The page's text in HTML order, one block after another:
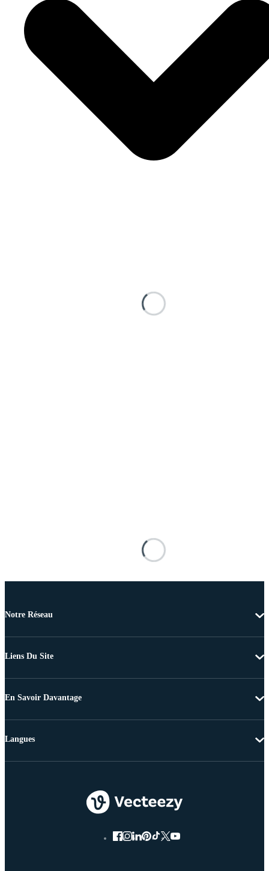
Notre Réseau
Liens Du Site
En Savoir Davantage
Langues